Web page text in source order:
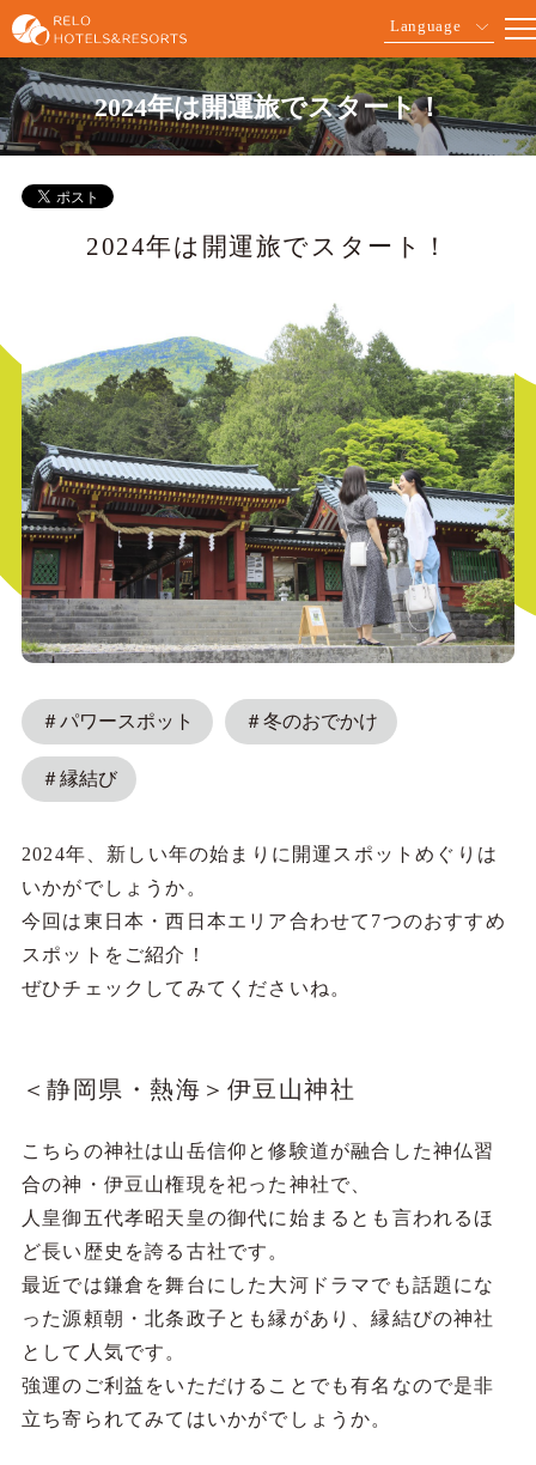
Language
2024年は開運旅でスタート！
2024年は開運旅でスタート！
＃パワースポット ＃冬のおでかけ
＃縁結び
2024年、新しい年の始まりに開運スポットめぐりは
いかがでしょうか。
今回は東日本・西日本エリア合わせて7つのおすすめ
スポットをご紹介！
ぜひチェックしてみてくださいね。
＜静岡県・熱海＞伊豆山神社
こちらの神社は山岳信仰と修験道が融合した神仏習
合の神・伊豆山権現を祀った神社で、
人皇御五代孝昭天皇の御代に始まるとも言われるほ
ど長い歴史を誇る古社です。
最近では鎌倉を舞台にした大河ドラマでも話題にな
った源頼朝・北条政子とも縁があり、縁結びの神社
として人気です。
強運のご利益をいただけることでも有名なので是非
立ち寄られてみてはいかがでしょうか。